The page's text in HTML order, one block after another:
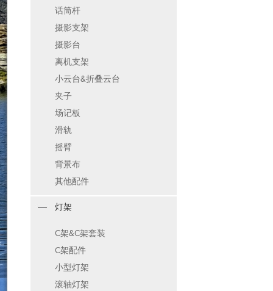
话筒杆
摄影支架
摄影台
离机支架
小云台&折叠云台
夹子
场记板
滑轨
摇臂
背景布
其他配件
灯架
C架&C架套装
C架配件
小型灯架
滚轴灯架